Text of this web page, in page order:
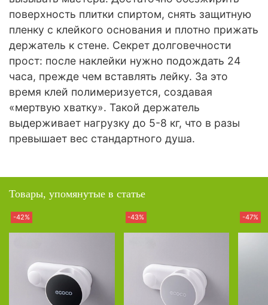
поверхность плитки спиртом, снять защитную
пленку с клейкого основания и плотно прижать
держатель к стене. Секрет долговечности
прост: после наклейки нужно подождать 24
часа, прежде чем вставлять лейку. За это
время клей полимеризуется, создавая
«мертвую хватку». Такой держатель
выдерживает нагрузку до 5-8 кг, что в разы
превышает вес стандартного душа.
Товары, упомянутые в статье
-42% -43% -47%